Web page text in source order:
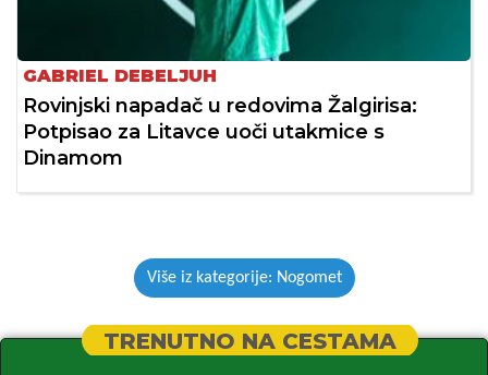
GABRIEL DEBELJUH
Rovinjski napadač u redovima Žalgirisa:
Potpisao za Litavce uoči utakmice s
Dinamom
Više iz kategorije: Nogomet
TRENUTNO NA CESTAMA